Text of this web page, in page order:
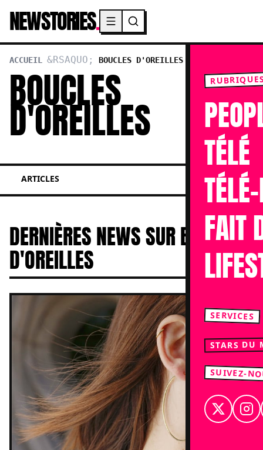
NEWSTORIES.
TÉLÉ
FAIT
SERVICES
STARS DU
SUIVEZ-
ACCUEIL BOUCLES D'OREILLES
BOUCLES
D'OREILLES
ARTICLES
DERNIÈRES NEWS SUR BOUCLES
D'OREILLES